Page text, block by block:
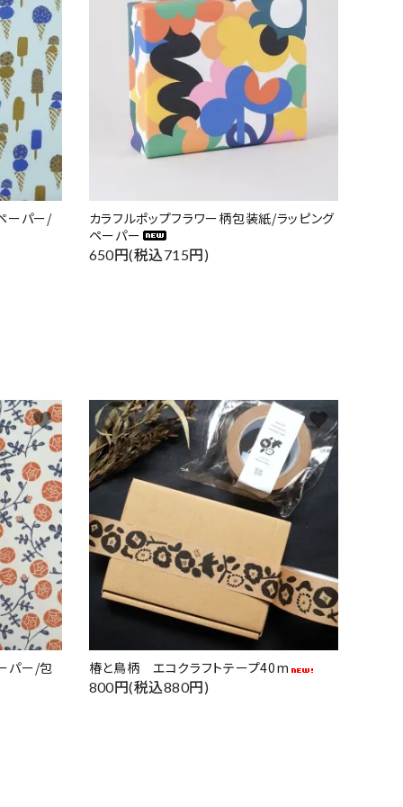
ーパー/
カラフルポップフラワー柄包装紙/ラッピング
ペーパー
650円(税込715円)
パー/包
favorite
椿と鳥柄 エコクラフトテープ40m
800円(税込880円)
favorite